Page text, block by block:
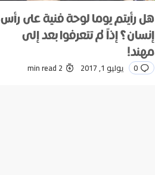
هل رأيتم يوما لوحة فنية على رأس
إنسان؟ إذاً لم تتعرفوا بعد إلى
مهند!
0 يوليو 1, 2017 2 min read